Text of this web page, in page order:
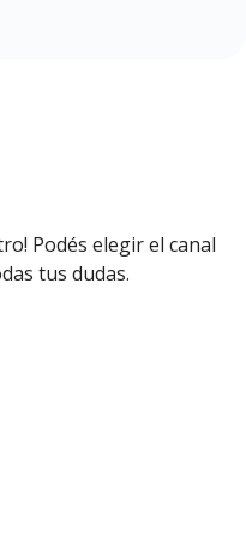
Podés elegir el canal
tus dudas.